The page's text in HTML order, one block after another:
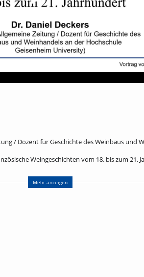
/ Dozent für Geschichte des Weinbaus und
Weingeschichten vom 18. bis zum 21.
Freundin Clara Schumanns errichtet in
ein deutscher Kaiser kann vom
Mehr anzeigen